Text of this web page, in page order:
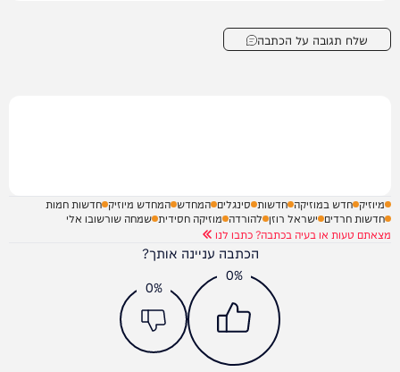
שלח תגובה על הכתבה
מיוזיק חדש במוזיקה חדשות סינגלים המחדש המחדש מיוזיק חדשות חמות
חדשות חרדים ישראל רוזן להורדה מוזיקה חסידית שמחה שורשובו אלי
מצאתם טעות או בעיה בכתבה? כתבו לנו
הכתבה עניינה אותך?
0%
0%